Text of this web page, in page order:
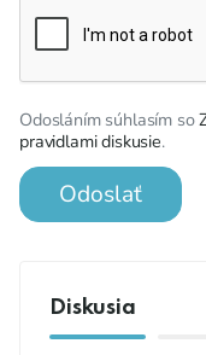
Odosláním súhlasím so
pravidlami diskusie.
Odoslať
Diskusia